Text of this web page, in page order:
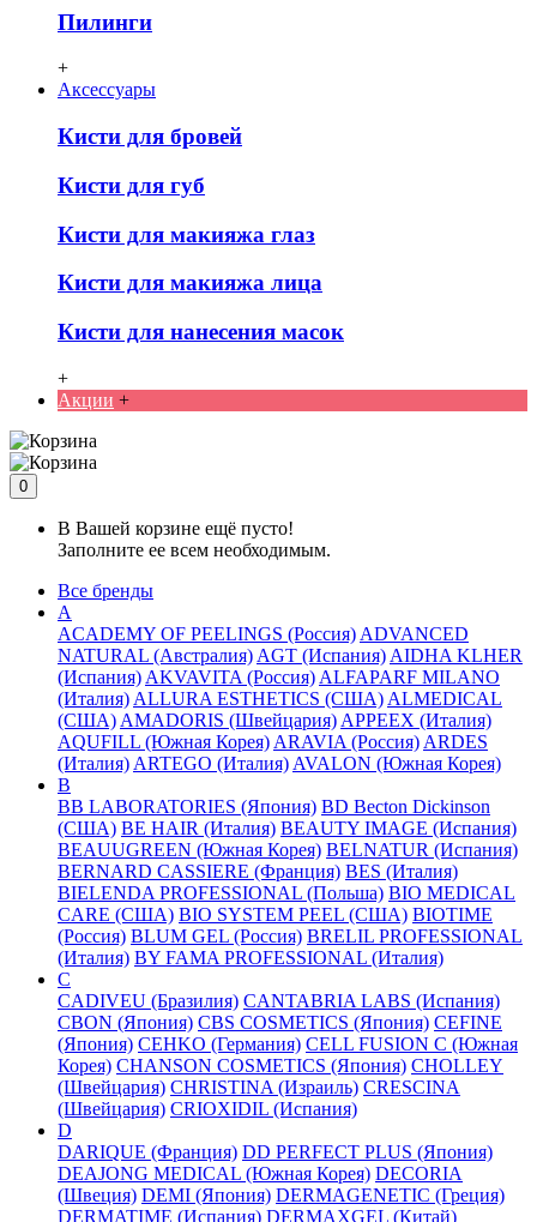
Пилинги
+
Аксессуары
Кисти для бровей
Кисти для губ
Кисти для макияжа глаз
Кисти для макияжа лица
Кисти для нанесения масок
+
Акции +
0
В Вашей корзине ещё пусто!
Заполните ее всем необходимым.
Все бренды
A
ACADEMY OF PEELINGS (Россия) ADVANCED
NATURAL (Австралия) AGT (Испания) AIDHA KLHER
(Испания) AKVAVITA (Россия) ALFAPARF MILANO
(Италия) ALLURA ESTHETICS (США) ALMEDICAL
(США) AMADORIS (Швейцария) APPEEX (Италия)
AQUFILL (Южная Корея) ARAVIA (Россия) ARDES
(Италия) ARTEGO (Италия) AVALON (Южная Корея)
B
BB LABORATORIES (Япония) BD Becton Dickinson
(США) BE HAIR (Италия) BEAUTY IMAGE (Испания)
BEAUUGREEN (Южная Корея) BELNATUR (Испания)
BERNARD CASSIERE (Франция) BES (Италия)
BIELENDA PROFESSIONAL (Польша) BIO MEDICAL
CARE (США) BIO SYSTEM PEEL (США) BIOTIME
(Россия) BLUM GEL (Россия) BRELIL PROFESSIONAL
(Италия) BY FAMA PROFESSIONAL (Италия)
C
CADIVEU (Бразилия) CANTABRIA LABS (Испания)
CBON (Япония) CBS COSMETICS (Япония) CEFINE
(Япония) CEHKO (Германия) CELL FUSION C (Южная
Корея) CHANSON COSMETICS (Япония) CHOLLEY
(Швейцария) CHRISTINA (Израиль) CRESCINA
(Швейцария) CRIOXIDIL (Испания)
D
DARIQUE (Франция) DD PERFECT PLUS (Япония)
DEAJONG MEDICAL (Южная Корея) DECORIA
(Швеция) DEMI (Япония) DERMAGENETIC (Греция)
DERMATIME (Испания) DERMAXGEL (Китай)